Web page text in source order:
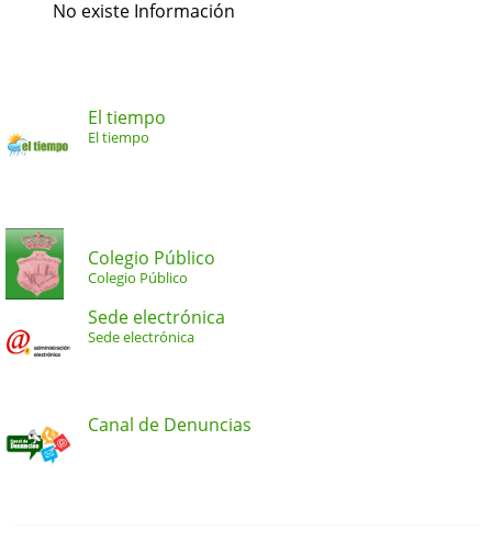
No existe Información
El tiempo
El tiempo
Colegio Público
Colegio Público
Sede electrónica
Sede electrónica
Canal de Denuncias